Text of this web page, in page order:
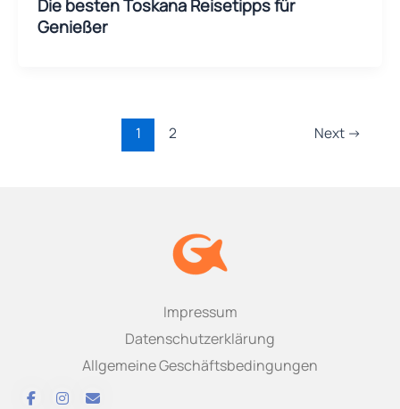
Die besten Toskana Reisetipps für
Genießer
1 2 Next →
Impressum
Datenschutzerklärung
Allgemeine Geschäftsbedingungen